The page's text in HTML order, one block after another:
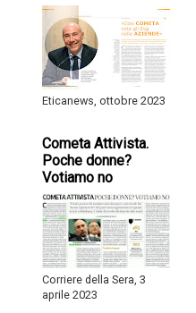
Eticanews, ottobre 2023
Cometa Attivista.
Poche donne?
Votiamo no
Corriere della Sera, 3
aprile 2023